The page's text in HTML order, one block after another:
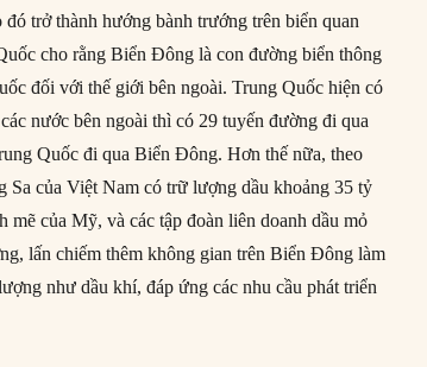
trở thành hướng bành trướng trên biển quan
cho rằng Biển Đông là con đường biển thông
đối với thế giới bên ngoài. Trung Quốc hiện có
nước bên ngoài thì có 29 tuyến đường đi qua
Quốc đi qua Biển Đông. Hơn thế nữa, theo
Sa của Việt Nam có trữ lượng dầu khoảng 35 tỷ
mẽ của Mỹ, và các tập đoàn liên doanh dầu mỏ
lấn chiếm thêm không gian trên Biển Đông làm
như dầu khí, đáp ứng các nhu cầu phát triển